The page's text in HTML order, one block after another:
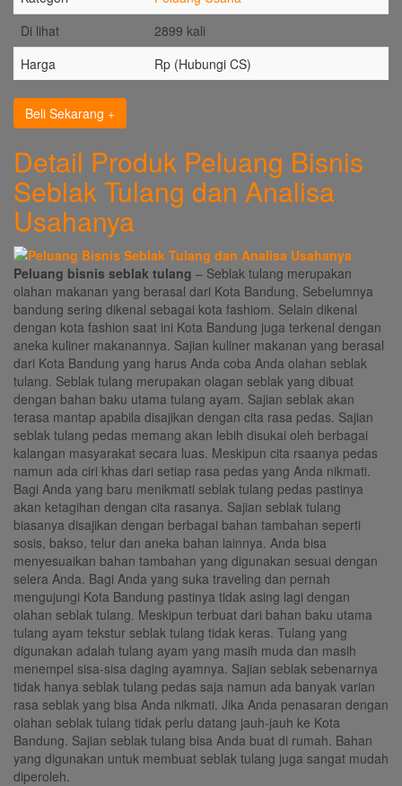
Di lihat
2899 kali
Harga
Rp (Hubungi CS)
Beli Sekarang
Detail Produk Peluang Bisnis
Seblak Tulang dan Analisa
Usahanya
Peluang bisnis seblak tulang – Seblak tulang merupakan
olahan makanan yang berasal dari Kota Bandung. Sebelumnya
bandung sering dikenal sebagai kota fashiom. Selain dikenal
dengan kota fashion saat ini Kota Bandung juga terkenal dengan
aneka kuliner makanannya. Sajian kuliner makanan yang berasal
dari Kota Bandung yang harus Anda coba Anda olahan seblak
tulang. Seblak tulang merupakan olagan seblak yang dibuat
dengan bahan baku utama tulang ayam. Sajian seblak akan
terasa mantap apabila disajikan dengan cita rasa pedas. Sajian
seblak tulang pedas memang akan lebih disukai oleh berbagai
kalangan masyarakat secara luas. Meskipun cita rsaanya pedas
namun ada ciri khas dari setiap rasa pedas yang Anda nikmati.
Bagi Anda yang baru menikmati seblak tulang pedas pastinya
akan ketagihan dengan cita rasanya. Sajian seblak tulang
biasanya disajikan dengan berbagai bahan tambahan seperti
sosis, bakso, telur dan aneka bahan lainnya. Anda bisa
menyesuaikan bahan tambahan yang digunakan sesuai dengan
selera Anda. Bagi Anda yang suka traveling dan pernah
mengujungi Kota Bandung pastinya tidak asing lagi dengan
olahan seblak tulang. Meskipun terbuat dari bahan baku utama
tulang ayam tekstur seblak tulang tidak keras. Tulang yang
digunakan adalah tulang ayam yang masih muda dan masih
menempel sisa-sisa daging ayamnya. Sajian seblak sebenarnya
tidak hanya seblak tulang pedas saja namun ada banyak varian
rasa seblak yang bisa Anda nikmati. Jika Anda penasaran dengan
olahan seblak tulang tidak perlu datang jauh-jauh ke Kota
Bandung. Sajian seblak tulang bisa Anda buat di rumah. Bahan
yang digunakan untuk membuat seblak tulang juga sangat mudah
diperoleh.